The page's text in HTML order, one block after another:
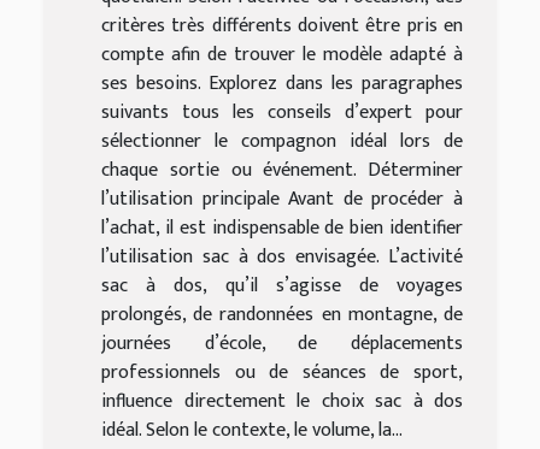
critères très différents doivent être pris en
compte afin de trouver le modèle adapté à
ses besoins. Explorez dans les paragraphes
suivants tous les conseils d’expert pour
sélectionner le compagnon idéal lors de
chaque sortie ou événement. Déterminer
l’utilisation principale Avant de procéder à
l’achat, il est indispensable de bien identifier
l’utilisation sac à dos envisagée. L’activité
sac à dos, qu’il s’agisse de voyages
prolongés, de randonnées en montagne, de
journées d’école, de déplacements
professionnels ou de séances de sport,
influence directement le choix sac à dos
idéal. Selon le contexte, le volume, la...